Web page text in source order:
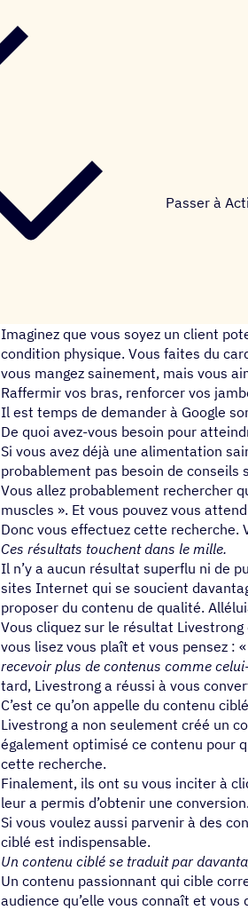
Passer à
Imaginez que vous soyez un client
condition physique. Vous faites du
vous mangez sainement, mais vous
Raffermir vos bras, renforcer vos
Il est temps de demander à Google
De quoi avez-vous besoin pour
Si vous avez déjà une alimentation
probablement pas besoin de conseils
Vous allez probablement rechercher
muscles ». Et vous pouvez vous
Donc vous effectuez cette recherche.
Ces résultats touchent dans le mille.
Il n’y a aucun résultat superflu ni de
sites Internet qui se soucient
proposer du contenu de qualité.
Vous cliquez sur le résultat
vous lisez vous plaît et vous pensez : «
recevoir plus de contenus comme
tard, Livestrong a réussi à vous
C’est ce qu’on appelle du contenu
Livestrong a non seulement créé un
également optimisé ce contenu pour
cette recherche.
Finalement, ils ont su vous inciter à
leur a permis d’obtenir une conversion.
Si vous voulez aussi parvenir à des
ciblé est indispensable.
Un contenu ciblé se traduit par
Un contenu passionnant qui cible
audience qu’elle vous connaît et